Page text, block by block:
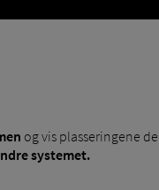
og vis plasseringene
systemet.